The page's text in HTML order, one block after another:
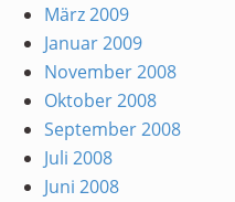
März 2009
Januar 2009
November 2008
Oktober 2008
September 2008
Juli 2008
Juni 2008